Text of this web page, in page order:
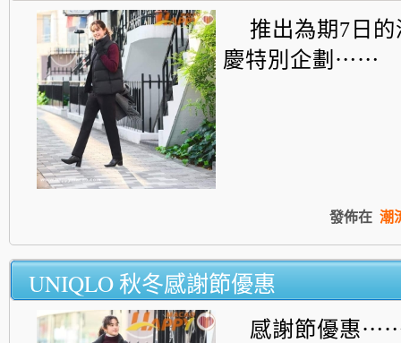
推出為期7日
慶特別企劃⋯⋯
發佈在 潮
UNIQLO 秋冬感謝節優惠
感謝節優惠